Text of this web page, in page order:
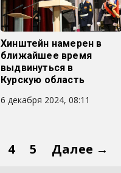
Хинштейн намерен в
ближайшее время
выдвинуться в
Курскую область
6 декабря 2024, 08:11
4 5 Далее →